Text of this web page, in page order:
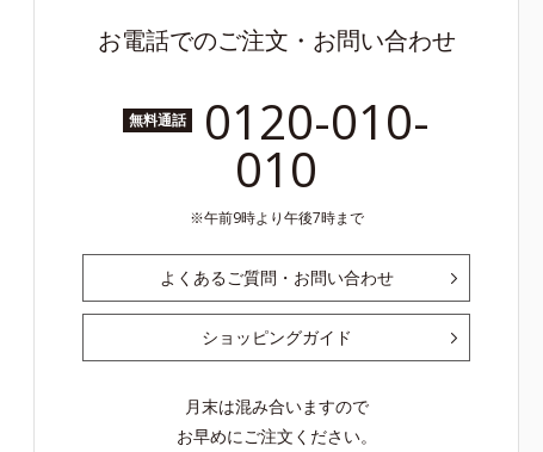
お電話でのご注文・お問い合わせ
無料通話 0120-010-
010
午前9時より午後7時まで
よくあるご質問・お問い合わせ
ショッピングガイド
月末は混み合いますので
お早めにご注文ください。